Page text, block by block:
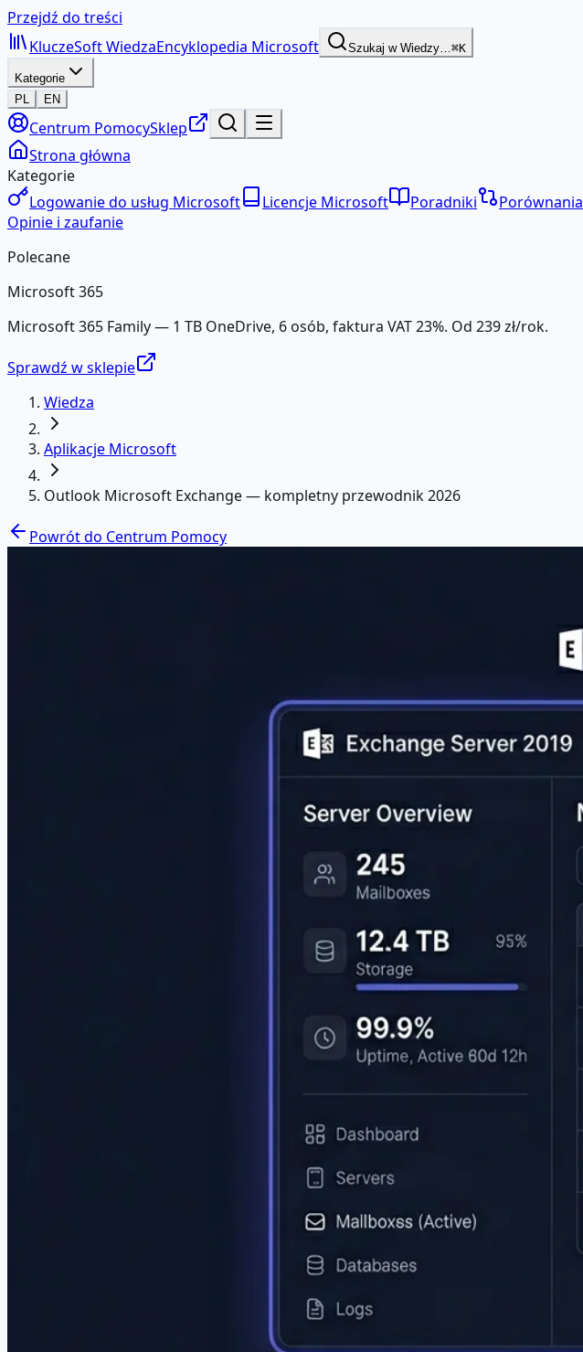
Przejdź do treści
KluczeSoftWiedzaEncyklopedia Microsoft Szukaj w Wiedzy…⌘K
Kategorie
PL
EN
Centrum PomocySklep
Strona główna
Kategorie
Logowanie do usług Microsoft
Licencje Microsoft Poradniki Porównania
Opinie i zaufanie
Polecane
Microsoft 365
Microsoft 365 Family — 1 TB OneDrive, 6 osób, faktura VAT 23%. Od 239 zł/rok.
Sprawdź w sklepie
Wiedza
Aplikacje Microsoft
Outlook Microsoft Exchange — kompletny przewodnik 2026
Powrót do Centrum Pomocy